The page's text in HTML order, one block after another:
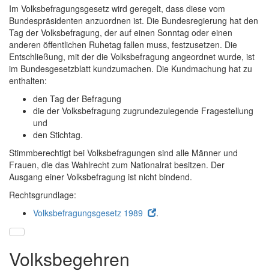
Im Volksbefragungsgesetz wird geregelt, dass diese vom
Bundespräsidenten anzuordnen ist. Die Bundesregierung hat den
Tag der Volksbefragung, der auf einen Sonntag oder einen
anderen öffentlichen Ruhetag fallen muss, festzusetzen. Die
Entschließung, mit der die Volksbefragung angeordnet wurde, ist
im Bundesgesetzblatt kundzumachen. Die Kundmachung hat zu
enthalten:
den Tag der Befragung
die der Volksbefragung zugrundezulegende Fragestellung
und
den Stichtag.
Stimmberechtigt bei Volksbefragungen sind alle Männer und
Frauen, die das Wahlrecht zum Nationalrat besitzen. Der
Ausgang einer Volksbefragung ist nicht bindend.
Rechtsgrundlage:
Volksbefragungsgesetz 1989
.
Volksbegehren